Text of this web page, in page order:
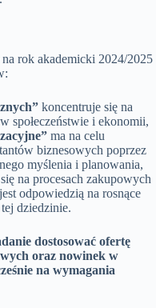
rok akademicki 2024/2025
koncentruje się na
społeczeństwie i ekonomii,
ma na celu
biznesowych poprzez
myślenia i planowania,
na procesach zakupowych
odpowiedzią na rosnące
dziedzinie.
dostosować ofertę
oraz nowinek w
na wymagania